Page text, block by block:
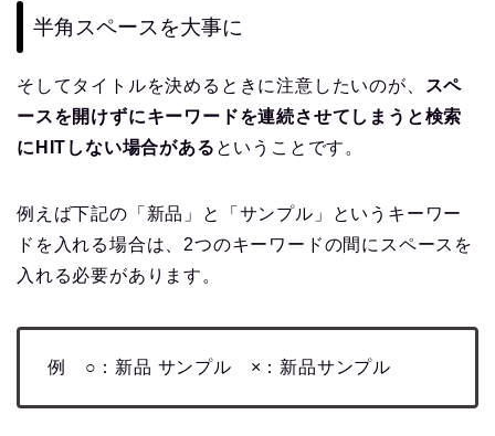
半角スペースを大事に
そしてタイトルを決めるときに注意したいのが、 スペ
ースを開けずにキーワードを連続させてしまうと検索
にHITしない場合がある ということです。
例えば下記の「新品」と「サンプル」というキーワー
ドを入れる場合は、2つのキーワードの間にスペースを
入れる必要があります。
例 ○：新品 サンプル ×：新品サンプル